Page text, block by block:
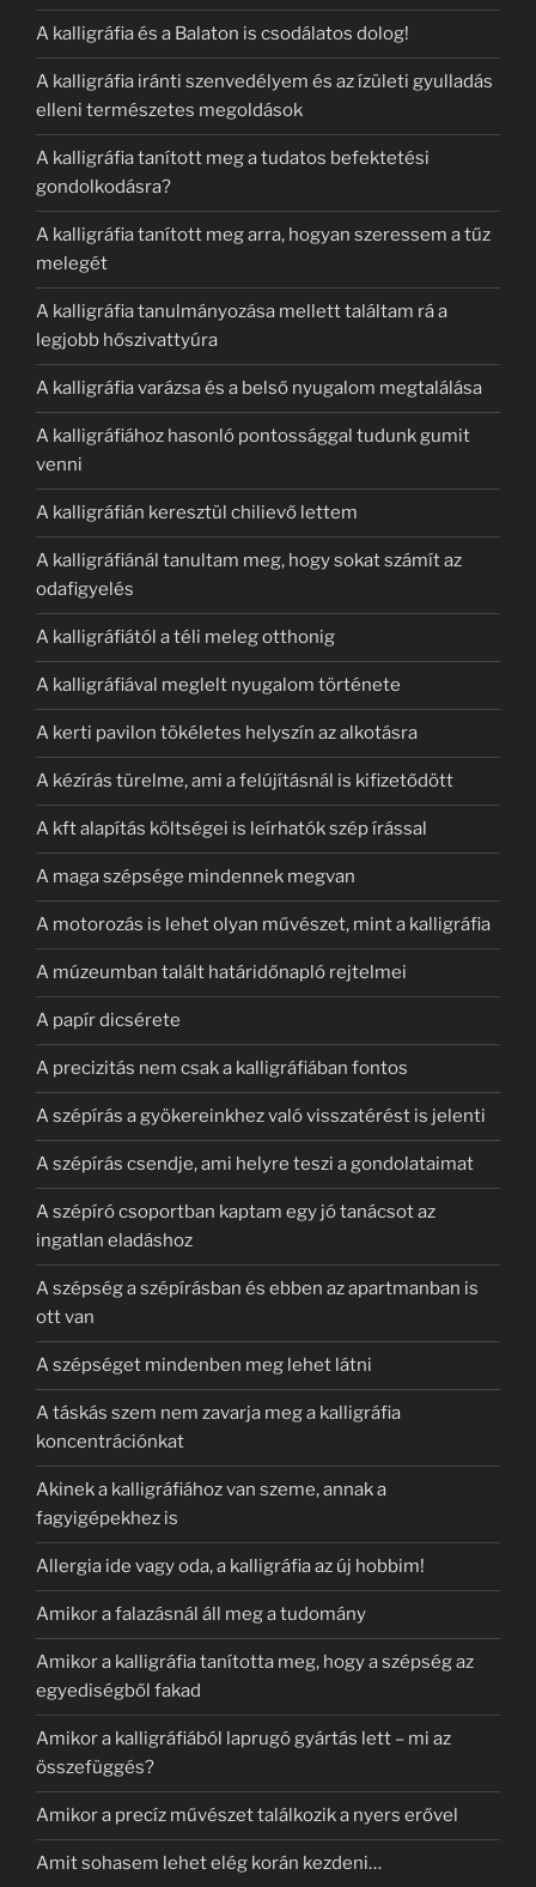
A kalligráfia és a Balaton is csodálatos dolog!
A kalligráfia iránti szenvedélyem és az ízületi gyulladás
elleni természetes megoldások
A kalligráfia tanított meg a tudatos befektetési
gondolkodásra?
A kalligráfia tanított meg arra, hogyan szeressem a tűz
melegét
A kalligráfia tanulmányozása mellett találtam rá a
legjobb hőszivattyúra
A kalligráfia varázsa és a belső nyugalom megtalálása
A kalligráfiához hasonló pontossággal tudunk gumit
venni
A kalligráfián keresztül chilievő lettem
A kalligráfiánál tanultam meg, hogy sokat számít az
odafigyelés
A kalligráfiától a téli meleg otthonig
A kalligráfiával meglelt nyugalom története
A kerti pavilon tökéletes helyszín az alkotásra
A kézírás türelme, ami a felújításnál is kifizetődött
A kft alapítás költségei is leírhatók szép írással
A maga szépsége mindennek megvan
A motorozás is lehet olyan művészet, mint a kalligráfia
A múzeumban talált határidőnapló rejtelmei
A papír dicsérete
A precizitás nem csak a kalligráfiában fontos
A szépírás a gyökereinkhez való visszatérést is jelenti
A szépírás csendje, ami helyre teszi a gondolataimat
A szépíró csoportban kaptam egy jó tanácsot az
ingatlan eladáshoz
A szépség a szépírásban és ebben az apartmanban is
ott van
A szépséget mindenben meg lehet látni
A táskás szem nem zavarja meg a kalligráfia
koncentrációnkat
Akinek a kalligráfiához van szeme, annak a
fagyigépekhez is
Allergia ide vagy oda, a kalligráfia az új hobbim!
Amikor a falazásnál áll meg a tudomány
Amikor a kalligráfia tanította meg, hogy a szépség az
egyediségből fakad
Amikor a kalligráfiából laprugó gyártás lett – mi az
összefüggés?
Amikor a precíz művészet találkozik a nyers erővel
Amit sohasem lehet elég korán kezdeni…